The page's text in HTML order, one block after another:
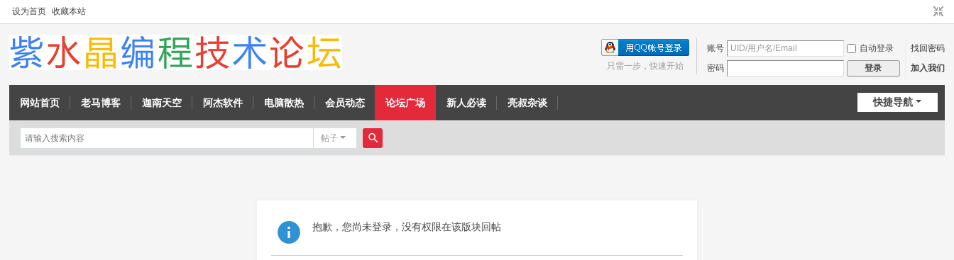
设为首页 收藏本站
账号 自动登录
找回密码
密码
登录 加入我们
只需一步，快速开始
快捷导航
网站首页 老马博客 迦南天空 阿杰软件 电脑散热 会员动态 论坛广场 新人必读 亮叔杂谈
帖子
搜
抱歉，您尚未登录，没有权限在该版块回帖